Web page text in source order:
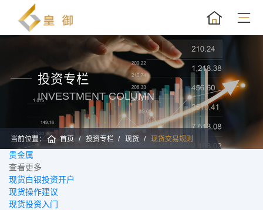
投资专栏
INVESTMENT COLUMN
当前位置： 首页 投资专栏 现货 现货交易规则
贵金属
查看更多
现货白银投资开户
现货操作建议
现货投资入门